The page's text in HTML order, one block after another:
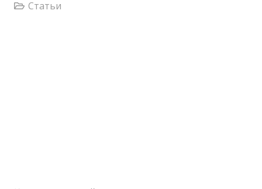
Статьи